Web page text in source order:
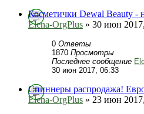
Косметички Dewal Beauty -
Elena-OrgPlus » 30 июн
0 Ответы
1870 Просмотры
Последнее сообщение
30 июн 2017, 06:33
Спиннеры распродажа!
Elena-OrgPlus » 23 июн